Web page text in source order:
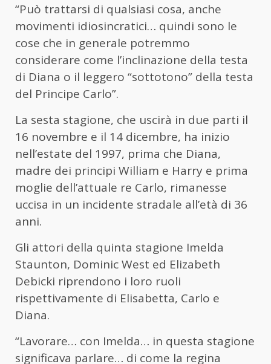
“Può trattarsi di qualsiasi cosa, anche
movimenti idiosincratici… quindi sono le
cose che in generale potremmo
considerare come l’inclinazione della testa
di Diana o il leggero “sottotono” della testa
del Principe Carlo”.
La sesta stagione, che uscirà in due parti il
16 novembre e il 14 dicembre, ha inizio
nell’estate del 1997, prima che Diana,
madre dei principi William e Harry e prima
moglie dell’attuale re Carlo, rimanesse
uccisa in un incidente stradale all’età di 36
anni.
Gli attori della quinta stagione Imelda
Staunton, Dominic West ed Elizabeth
Debicki riprendono i loro ruoli
rispettivamente di Elisabetta, Carlo e
Diana.
“Lavorare… con Imelda… in questa stagione
significava parlare… di come la regina